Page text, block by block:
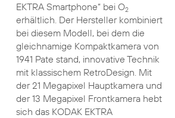
EKTRA Smartphone“ bei O2
erhältlich. Der Hersteller kombiniert
bei diesem Modell, bei dem die
gleichnamige Kompaktkamera von
1941 Pate stand, innovative Technik
mit klassischem RetroDesign. Mit
der 21 Megapixel Hauptkamera und
der 13 Megapixel Frontkamera hebt
sich das KODAK EKTRA